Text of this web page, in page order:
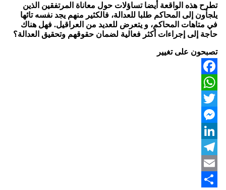
تطرح هذه الواقعة أيضا تساؤلات حول معاناة المرتفقين الذين
يلجأون إلى المحاكم طلبا للعدالة، فالكثير منهم يجد نفسه تائها
في متاهات المحاكم، و يتعرض للعديد من العراقيل. فهل هناك
حاجة إلى إجراءات أكثر فعالية لضمان حقوقهم وتحقيق العدالة؟
تصبحون على تغيير
Facebook
WhatsApp
Twitter
Messenger
LinkedIn
Telegram
Email